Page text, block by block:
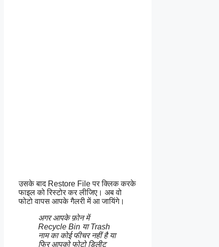
उसके बाद Restore File पर क्लिक करके
फाइल को रिस्टोर कर लीजिए। अब वो
फोटो वापस आपके गैलरी में आ जायिंगे।
अगर आपके फ़ोन में
Recycle Bin या Trash
नाम का कोई फीचर नहीं है या
फिर आपको फोटो डिलीट